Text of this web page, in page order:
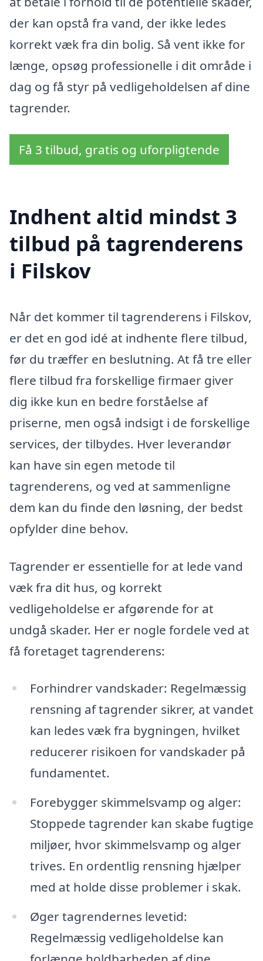
der kan opstå fra vand, der ikke ledes
korrekt væk fra din bolig. Så vent ikke for
længe, opsøg professionelle i dit område i
dag og få styr på vedligeholdelsen af dine
tagrender.
Få 3 tilbud, gratis og uforpligtende
Indhent altid mindst 3
tilbud på tagrenderens
i Filskov
Når det kommer til tagrenderens i Filskov,
er det en god idé at indhente flere tilbud,
før du træffer en beslutning. At få tre eller
flere tilbud fra forskellige firmaer giver
dig ikke kun en bedre forståelse af
priserne, men også indsigt i de forskellige
services, der tilbydes. Hver leverandør
kan have sin egen metode til
tagrenderens, og ved at sammenligne
dem kan du finde den løsning, der bedst
opfylder dine behov.
Tagrender er essentielle for at lede vand
væk fra dit hus, og korrekt
vedligeholdelse er afgørende for at
undgå skader. Her er nogle fordele ved at
få foretaget tagrenderens:
Forhindrer vandskader: Regelmæssig
rensning af tagrender sikrer, at vandet
kan ledes væk fra bygningen, hvilket
reducerer risikoen for vandskader på
fundamentet.
Forebygger skimmelsvamp og alger:
Stoppede tagrender kan skabe fugtige
miljøer, hvor skimmelsvamp og alger
trives. En ordentlig rensning hjælper
med at holde disse problemer i skak.
Øger tagrendernes levetid:
Regelmæssig vedligeholdelse kan